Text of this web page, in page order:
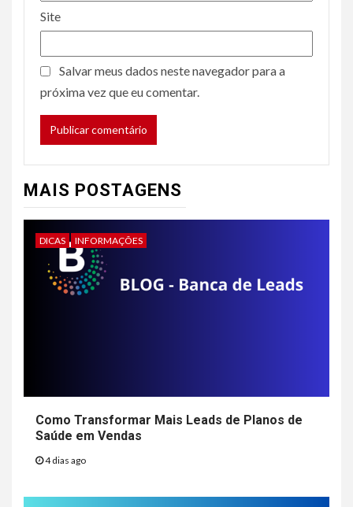
Site
Salvar meus dados neste navegador para a
próxima vez que eu comentar.
MAIS POSTAGENS
DICAS INFORMAÇÕES
Como Transformar Mais Leads de Planos de
Saúde em Vendas
4 dias ago